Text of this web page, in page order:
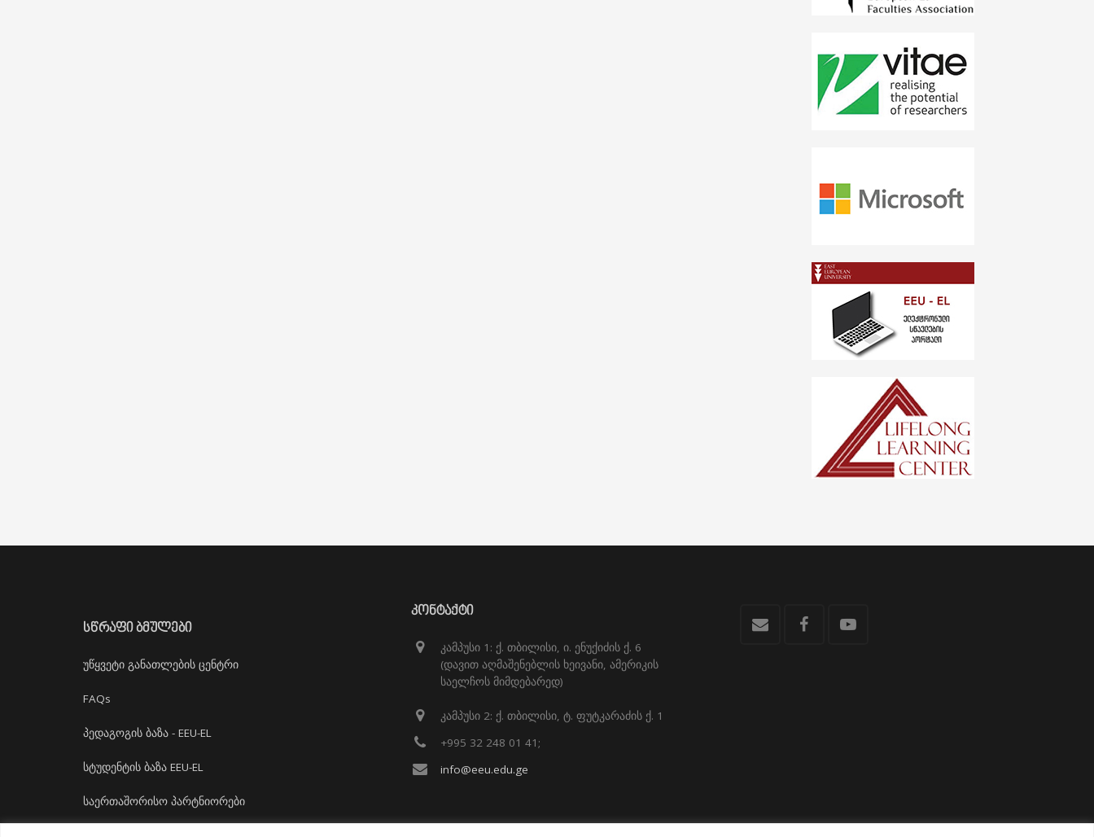
ᲡᲬᲠᲐᲤᲘ ᲑᲛᲣᲚᲔᲑᲘ
უწყვეტი განათლების ცენტრი
FAQs
პედაგოგის ბაზა - EEU-EL
სტუდენტის ბაზა EEU-EL
საერთაშორისო პარტნიორები
ᲙᲝᲜᲢᲐᲥᲢᲘ
კამპუსი 1: ქ. თბილისი, ი. ენუქიძის ქ. 6
(დავით აღმაშენებლის ხეივანი, ამერიკის
საელჩოს მიმდებარედ)
კამპუსი 2: ქ. თბილისი, ტ. ფუტკარაძის ქ. 1
+995 32 248 01 41;
info@eeu.edu.ge